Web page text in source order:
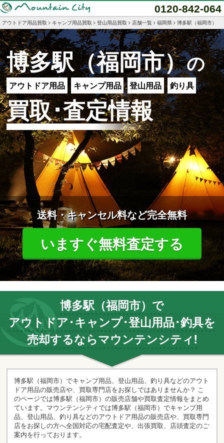
0120-842-064
アウトドア用品買取 キャンプ用品買取 登山用品買取 店舗一覧 福岡県 博多駅（福岡市）
博多駅（福岡市）の
アウトドア用品 キャンプ用品 登山用品 釣り具
買取･査定情報
送料・キャンセル料など完全無料
いますぐ無料査定する
博多駅（福岡市）で
アウトドア･キャンプ･登山用品･釣具を
売却するならマウンテンシティ!
博多駅（福岡市）でキャンプ用品、登山用品、釣り具などのアウト
ドア用品の販売店や、買取専門店をお探しではありませんか？ こ
のページでは博多駅（福岡市）の販売店舗や買取査定情報をまとめ
ています。マウンテンシティでは博多駅（福岡市）でキャンプ用
品、登山用品、釣り具などのアウトドア用品の販売店や、買取専門
店をお探しの方へ全国対応の宅配査定や、出張買取、店頭査定のご
案内を行っております。